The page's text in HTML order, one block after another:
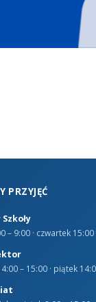
PRZYJĘĆ
– 9:00 · czwartek 15:00
– 15:00 · piątek